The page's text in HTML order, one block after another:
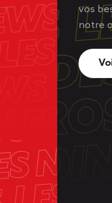
vos
notre